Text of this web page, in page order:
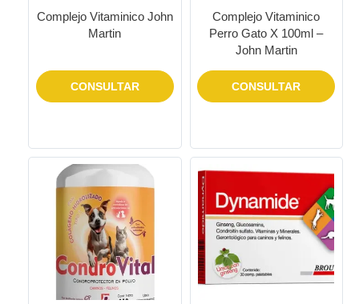
Complejo Vitaminico John
Martin
CONSULTAR
Complejo Vitaminico
Perro Gato X 100ml –
John Martin
CONSULTAR